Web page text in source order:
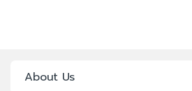
About Us